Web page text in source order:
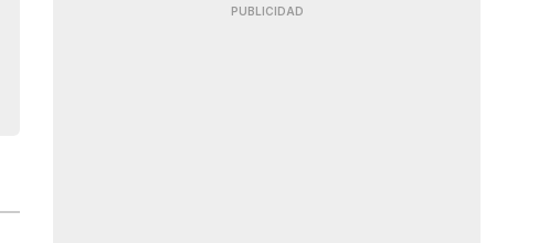
PUBLICIDAD